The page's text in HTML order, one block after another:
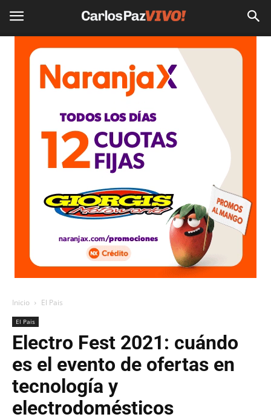
Inicio El Pais
El Pais
Electro Fest 2021: cuándo
es el evento de ofertas en
tecnología y
electrodomésticos